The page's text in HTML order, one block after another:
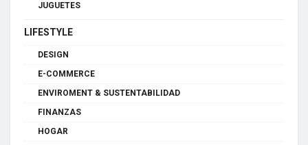
JUGUETES
LIFESTYLE
DESIGN
E-COMMERCE
ENVIROMENT & SUSTENTABILIDAD
FINANZAS
HOGAR